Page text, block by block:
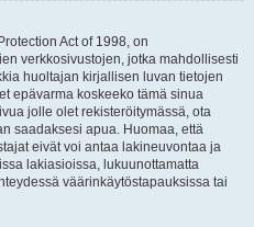
Act of 1998, on
verkkosivustojen, jotka mahdollisesti
huoltajan kirjallisen luvan tietojen
epävarma koskeeko tämä sinua
jolle olet rekisteröitymässä, ota
saadaksesi apua. Huomaa, että
eivät voi antaa lakineuvontaa ja
lakiasioissa, lukuunottamatta
väärinkäytöstapauksissa tai